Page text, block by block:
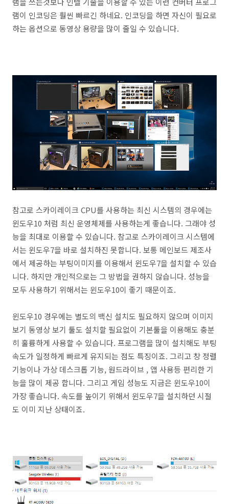
램이 인코딩은 훨씬 빠르긴 하네요. 인코딩을 하면 자신이 필요로
하는 옵션으로 동영상 용량을 많이 줄일 수 있습니다.
참고로 스카이레이크 CPU를 사용하는 최신 시스템의 경우에는
윈도우10 처럼 최신 운영체제를 사용하는게 좋습니다. 그래야 성
능을 최대로 이용할 수 있습니다. 참고로 스카이레이크 시스템에
서는 윈도우7을 바로 설치하진 못합니다. 보통 메인보드 제조사
에서 제공하는 부팅이미지를 이용해서 윈도우7을 설치할 수 있습
니다. 하지만 개인적으로는 그 방법을 권하지 않습니다. 성능을
모두 사용하기 위해서는 윈도우10이 좋기 때문이죠.
윈도우10 경우에는 별도의 백신 설치도 필요하지 않으며 이미지
보기 동영상 보기 툴도 설치할 필요없이 기본툴을 이용해도 충분
히 훌륭하게 사용할 수 있습니다. 프로그램을 많이 설치해도 부팅
속도가 일정하게 빠르게 유지되는 점도 특징이죠. 그리고 창 정렬
기능이나 가상 데스크톱 기능, 원드라이브 , 앱 사용등 편리한 기
능을 많이 제공 합니다. 그리고 게임 성능도 지금은 윈도우10이
가장 좋습니다. 속도를 높이기 위해서 윈도우7을 설치하던 시절
도 이미 지난 상태이죠.